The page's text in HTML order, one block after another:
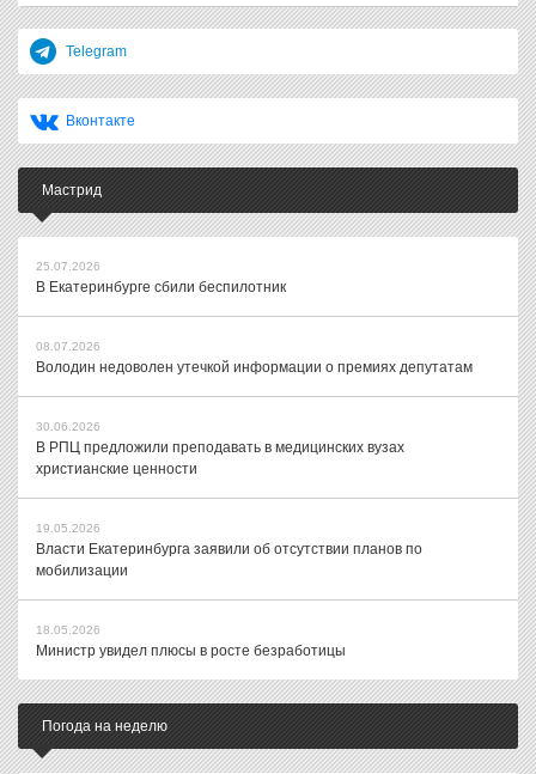
Telegram
Вконтакте
Мастрид
25.07.2026
В Екатеринбурге сбили беспилотник
08.07.2026
Володин недоволен утечкой информации о премиях депутатам
30.06.2026
В РПЦ предложили преподавать в медицинских вузах
христианские ценности
19.05.2026
Власти Екатеринбурга заявили об отсутствии планов по
мобилизации
18.05.2026
Министр увидел плюсы в росте безработицы
Погода на неделю